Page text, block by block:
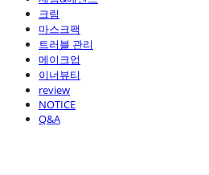
크림
마스크팩
트러블 관리
메이크업
이너뷰티
review
NOTICE
Q&A